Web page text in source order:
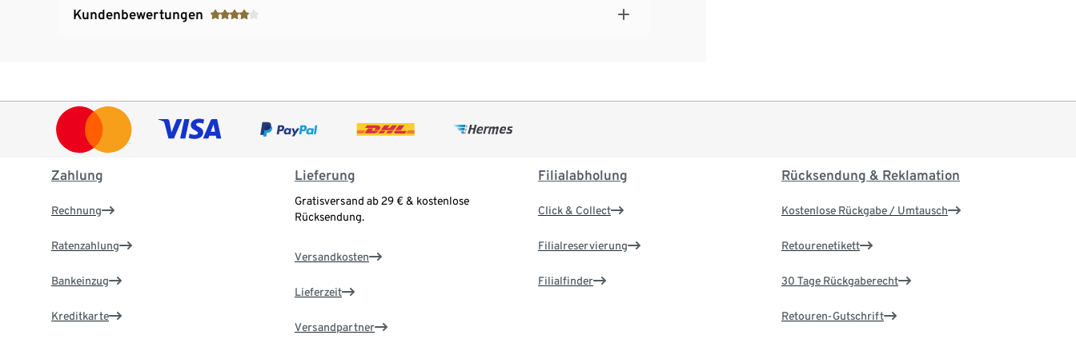
Kundenbewertungen
Zahlung
Rechnung
Ratenzahlung
Bankeinzug
Kreditkarte
Lieferung
Gratisversand ab 29 € & kostenlose
Rücksendung.
Versandkosten
Lieferzeit
Versandpartner
Filialabholung
Click & Collect
Filialreservierung
Filialfinder
Rücksendung & Reklamation
Kostenlose Rückgabe / Umtausch
Retourenetikett
30 Tage Rückgaberecht
Retouren-Gutschrift